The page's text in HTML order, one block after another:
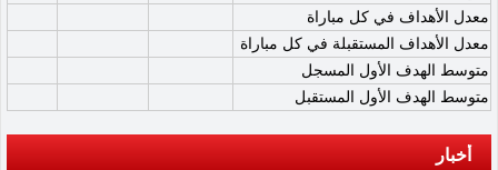
معدل الأهداف في كل مباراة
معدل الأهداف المستقبلة في كل مباراة
متوسط الهدف الأول المسجل
متوسط الهدف الأول المستقبل
أخبار